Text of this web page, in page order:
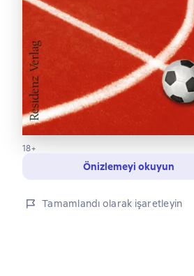
18+
Önizlemeyi okuyun
Tamamlandı olarak işaretleyin